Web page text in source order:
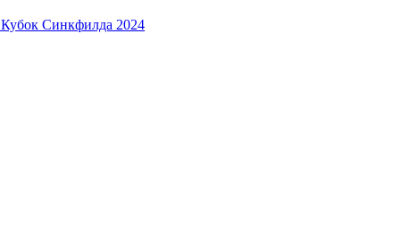
Кубок Синкфилда 2024